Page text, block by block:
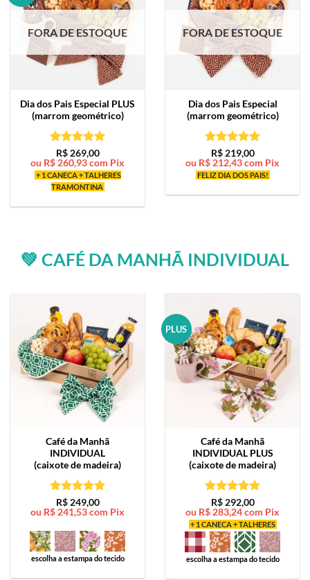
FORA DE ESTOQUE
Dia dos Pais Especial PLUS
(marrom geométrico)
Avaliação5
de 5
R$269,00
ou R$ 260,93com Pix
+ 1 CANECA + TALHERES
TRAMONTINA
FORA DE ESTOQUE
Dia dos Pais Especial
(marrom geométrico)
Avaliação5
de 5
R$219,00
ou R$ 212,43com Pix
FELIZ DIA DOS PAIS!
💚 CAFÉ DA MANHÃ INDIVIDUAL
Café da Manhã
INDIVIDUAL
(caixote de madeira)
Avaliação5
de 5
R$249,00
ou R$241,53com Pix
escolha a estampa do tecido
PLUS
Café da Manhã
INDIVIDUAL PLUS
(caixote de madeira)
Avaliação5
de 5
R$292,00
ou R$283,24com Pix
+ 1 CANECA + TALHERES
escolha a estampa do tecido